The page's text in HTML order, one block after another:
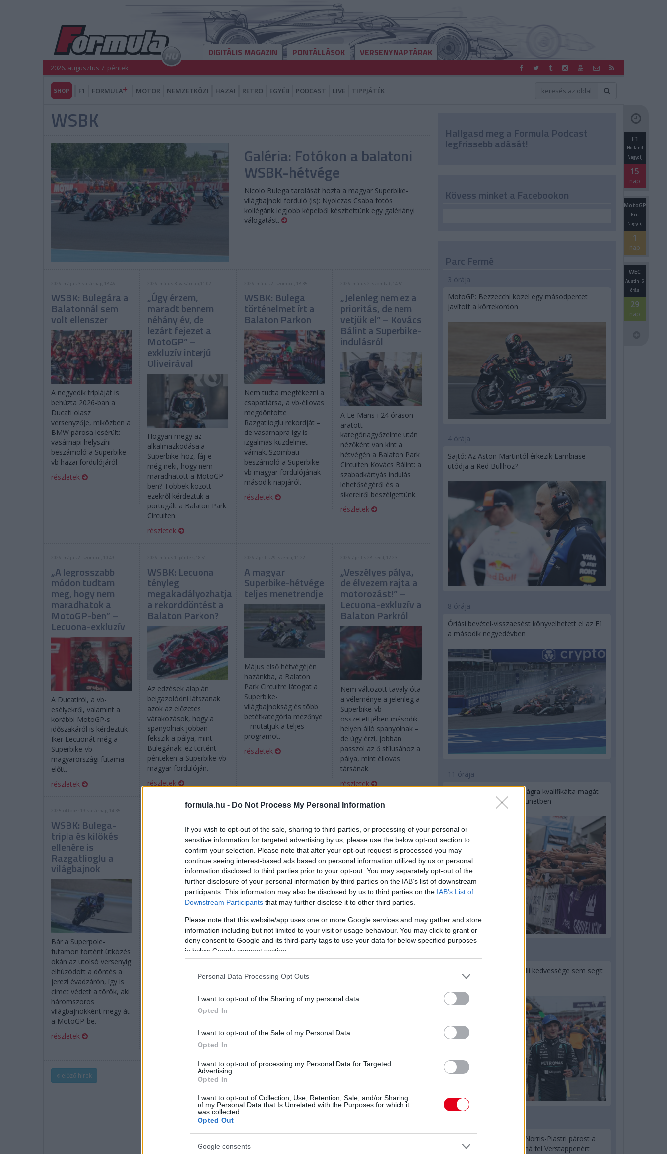
formula.hu - Do Not Process My Personal Information
If you wish to opt-out of the sale, sharing to third parties, or processing of your personal or
sensitive information for targeted advertising by us, please use the below opt-out section to
confirm your selection. Please note that after your opt-out request is processed you may
continue seeing interest-based ads based on personal information utilized by us or personal
information disclosed to third parties prior to your opt-out. You may separately opt-out of the
further disclosure of your personal information by third parties on the IAB’s list of downstream
participants. This information may also be disclosed by us to third parties on the IAB’s List of
Downstream Participants that may further disclose it to other third parties.
Please note that this website/app uses one or more Google services and may gather and store
information including but not limited to your visit or usage behaviour. You may click to grant or
deny consent to Google and its third-party tags to use your data for below specified purposes
in below Google consent section.
Personal Data Processing Opt Outs
I want to opt-out of the Sharing of my personal data.
Opted In
I want to opt-out of the Sale of my Personal Data.
Opted In
I want to opt-out of processing my Personal Data for Targeted
Advertising.
Opted In
I want to opt-out of Collection, Use, Retention, Sale, and/or Sharing
of my Personal Data that Is Unrelated with the Purposes for which it
was collected.
Opted Out
Google consents
DIGITÁLIS MAGAZIN PONTÁLLÁSOK VERSENYNAPTÁRAK
2026. augusztus 7. péntek
SHOP F1 FORMULA MOTOR NEMZETKÖZI HAZAI RETRO EGYÉB PODCAST LIVE TIPPJÁTÉK
WSBK
Galéria: Fotókon a balatoni
WSBK-hétvége
Nicolo Bulega tarolását hozta a magyar Superbike-
világbajnoki forduló (is): Nyolczas Csaba fotós
kollégánk legjobb képeiből készítettünk egy galériányi
válogatást.
2026. május 3. vasárnap, 18:46
WSBK: Bulegára a
Balatonnál sem
volt ellenszer
A negyedik tripláját is
behúzta 2026-ban a
Ducati olasz
versenyzője, miközben a
BMW párosa lesérült:
vasárnapi helyszíni
beszámoló a Superbike-
vb hazai fordulójáról.
részletek
2026. május 3. vasárnap, 11:02
„Úgy érzem,
maradt bennem
néhány év, de
lezárt fejezet a
MotoGP” –
exkluzív interjú
Oliveirával
Hogyan megy az
alkalmazkodása a
Superbike-hoz, fáj-e
még neki, hogy nem
maradhatott a MotoGP-
ben? Többek között
ezekről kérdeztük a
portugált a Balaton Park
Circuiten.
részletek
2026. május 2. szombat, 18:35
WSBK: Bulega
történelmet írt a
Balaton Parkon
Nem tudta megfékezni a
csapattársa, a vb-éllovas
megdöntötte
Razgatlioglu rekordját –
de vasárnapra így is
izgalmas küzdelmet
várnak. Szombati
beszámoló a Superbike-
vb magyar fordulójának
második napjáról.
részletek
2026. május 2. szombat, 14:51
„Jelenleg nem ez a
prioritás, de nem
vetjük el” – Kovács
Bálint a Superbike-
indulásról
A Le Mans-i 24 óráson
aratott
kategóriagyőzelme után
nézőként van kint a
hétvégén a Balaton Park
Circuiten Kovács Bálint: a
szabadkártyás indulás
lehetőségéről és a
sikereiről beszélgettünk.
részletek
2026. május 2. szombat, 10:49
„A legrosszabb
módon tudtam
meg, hogy nem
maradhatok a
MotoGP-ben” –
Lecuona-exkluzív
A Ducatiról, a vb-
esélyekről, valamint a
korábbi MotoGP-s
időszakáról is kérdeztük
Iker Lecuonát még a
Superbike-vb
magyarországi futama
előtt.
részletek
2026. május 1. péntek, 18:51
WSBK: Lecuona
tényleg
megakadályozhatja
a rekorddöntést a
Balaton Parkon?
Az edzések alapján
beigazolódni látszanak
azok az előzetes
várakozások, hogy a
spanyolnak jobban
fekszik a pálya, mint
Bulegának: ez történt
pénteken a Superbike-vb
magyar fordulóján.
részletek
2026. április 29. szerda, 11:22
A magyar
Superbike-hétvége
teljes menetrendje
Május első hétvégéjén
hazánkba, a Balaton
Park Circuitre látogat a
Superbike-
világbajnokság és több
betétkategória mezőnye
– mutatjuk a teljes
programot.
részletek
„Veszélyes pálya,
de élvezem rajta a
motorozást!” –
Lecuona-exkluzív a
Balaton Parkról
Nem változott tavaly óta
a véleménye a jelenleg a
Superbike-vb
összetettjében második
helyen álló spanyolnak –
de úgy érzi, jobban
passzol az ő stílusához a
pálya, mint éllovas
társának.
részletek
2025. október 19. vasárnap, 14:35
WSBK: Bulega-
tripla és kilökés
ellenére is
Razgatlioglu a
világbajnok
Bár a Superpole-
futamon történt ütközés
okán az utolsó versenyig
elhúzódott a döntés a
jerezi évadzárón, így is
címet védett a török, aki
háromszoros
világbajnokként megy át
a MotoGP-be.
részletek
„Nem zárultak
még be az ajtók a
Ducatinál” –
Bautista-exkluzív
Mi a helyzet pontosan a
szerződésével? Van-e
konkrét ajánlat az
asztalán? És melyik volt
motorja? A kétszeres
exkluzív interjúnk
2025. július 30. szerda, 08:00
„Nem fair, hogy
büntetnek azért,
mert könnyű és
alacsony vagyok”
– Bautista-
exkluzív
Az előnyeit elvették, a
elmagyarázta a spanyol,
súlyszabályát. A
első része.
Török hódoltság a
Balatonnál –
Formula Motocast
Razgatlioglu uralta a
hazánkba 35 év után
visszatérő Superbike-vb
Circuiten: helyszíni
előző hírek
Hallgasd meg a Formula Podcast
legfrissebb adását! F1
Holland
Nagydíj
15
nap
MotoGP
Brit
Nagydíj
1
nap
WEC
Austini 6
órás
29
nap
Kövess minket a Facebookon
Parc Fermé
3 órája
MotoGP: Bezzecchi közel egy másodpercet
javított a körrekordon
4 órája
Sajtó: Az Aston Martintól érkezik Lambiase
utódja a Red Bullhoz?
8 órája
Óriási bevétel-visszaesést könyvelhetett el az F1
a második negyedévben
11 órája
Kerékpáros világbajnokságra kvalifikálta magát
Bottas az F1-es nyári szünetben
Montoya szerint Antonelli kedvessége sem segít
Russellen
Hakkinen megtartaná a Norris-Piastri párost a
McLarennél, nem borítaná fel Verstappenért